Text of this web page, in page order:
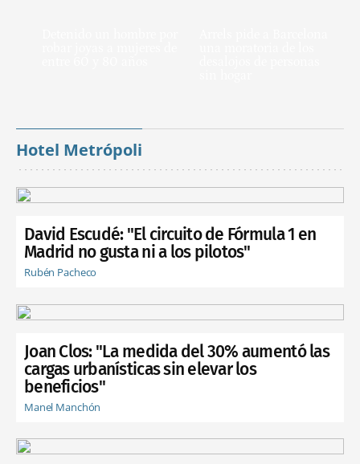
Hotel Metrópoli
David Escudé: "El circuito de Fórmula 1 en
Madrid no gusta ni a los pilotos"
Rubén Pacheco
Joan Clos: "La medida del 30% aumentó las
cargas urbanísticas sin elevar los
beneficios"
Manel Manchón